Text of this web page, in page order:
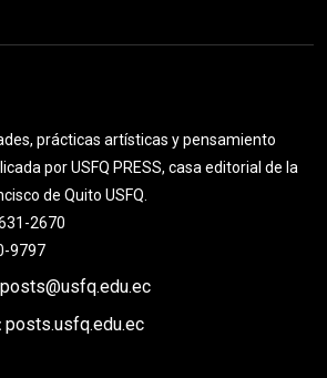
prácticas artísticas y pensamiento
por USFQ PRESS, casa editorial de la
de Quito USFQ.
2670
9797
posts@usfq.edu.ec
posts.usfq.edu.ec